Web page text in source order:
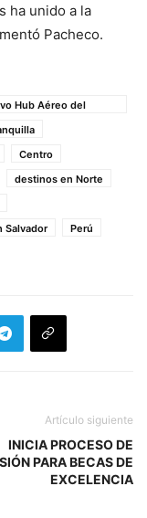
ha unido a la
Pacheco.
Hub Aéreo del
Centro
destinos en Norte
Salvador
Perú
Artículo siguiente
INICIA PROCESO DE
PARA BECAS DE
EXCELENCIA